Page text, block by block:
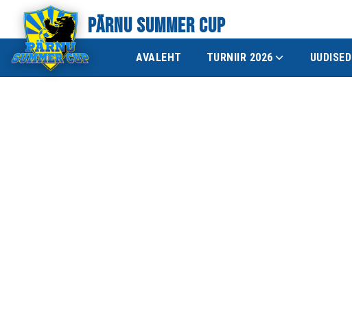
PÄRNU SUMMER CUP
AVALEHT TURNIIR 2026 UUDISED